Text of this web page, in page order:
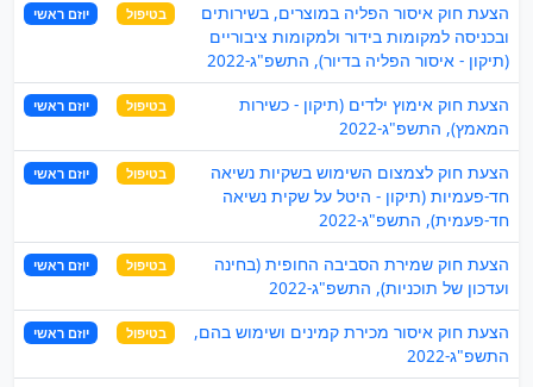
הצעת חוק איסור הפליה במוצרים, בשירותים
ובכניסה למקומות בידור ולמקומות ציבוריים
(תיקון - איסור הפליה בדיור), התשפ"ג-2022
בטיפול יוזם ראשי
הצעת חוק אימוץ ילדים (תיקון - כשירות
המאמץ), התשפ"ג-2022
בטיפול יוזם ראשי
הצעת חוק לצמצום השימוש בשקיות נשיאה
חד-פעמיות (תיקון - היטל על שקית נשיאה
חד-פעמית), התשפ"ג-2022
בטיפול יוזם ראשי
הצעת חוק שמירת הסביבה החופית (בחינה
ועדכון של תוכניות), התשפ"ג-2022
בטיפול יוזם ראשי
הצעת חוק איסור מכירת קמינים ושימוש בהם,
התשפ"ג-2022
בטיפול יוזם ראשי